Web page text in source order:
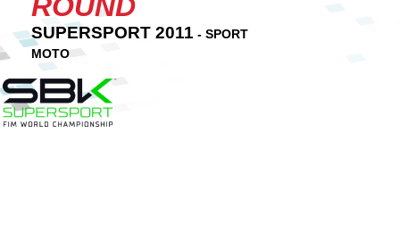
SUPERSPORT 2011 - SPORT
MOTO